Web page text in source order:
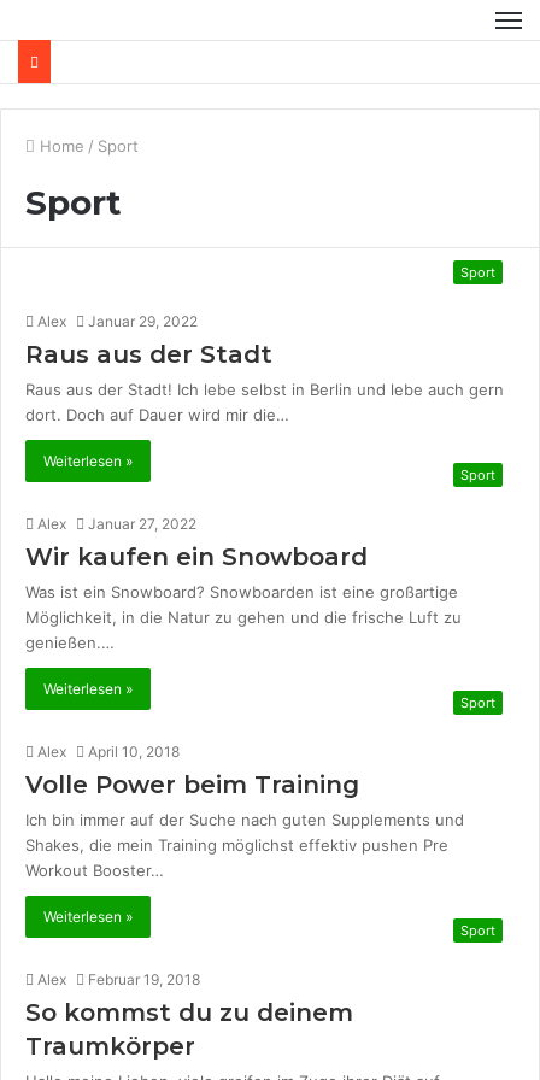
Home / Sport
Sport
Sport
Alex Januar 29, 2022
Raus aus der Stadt
Raus aus der Stadt! Ich lebe selbst in Berlin und lebe auch gern
dort. Doch auf Dauer wird mir die…
Weiterlesen »
Sport
Alex Januar 27, 2022
Wir kaufen ein Snowboard
Was ist ein Snowboard? Snowboarden ist eine großartige
Möglichkeit, in die Natur zu gehen und die frische Luft zu
genießen.…
Weiterlesen »
Sport
Alex April 10, 2018
Volle Power beim Training
Ich bin immer auf der Suche nach guten Supplements und
Shakes, die mein Training möglichst effektiv pushen Pre
Workout Booster…
Weiterlesen »
Sport
Alex Februar 19, 2018
So kommst du zu deinem
Traumkörper